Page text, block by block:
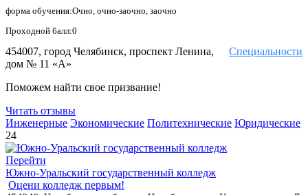
форма обучения:Очно, очно-заочно, заочно
Проходной балл:0
Специальности
454007, город Челябинск, проспект Ленина,
дом № 11 «А»
Поможем найти свое призвание!
Читать отзывы
Инженерные Экономические Политехнические Юридические
24
Перейти
Южно-Уральский государственный колледж
Оцени колледж первым!